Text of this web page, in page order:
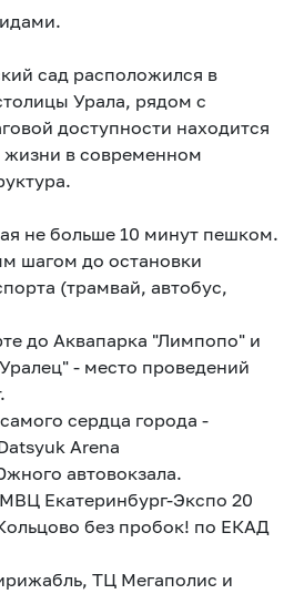
сад расположился в
Урала, рядом с
доступности находится
жизни в современном
не больше 10 минут пешком.
шагом до остановки
(трамвай, автобус,
до Аквапарка "Лимпопо" и
- место проведений
сердца города -
Arena
автовокзала.
Екатеринбург-Экспо 20
без пробок! по ЕКАД
ТЦ Мегаполис и